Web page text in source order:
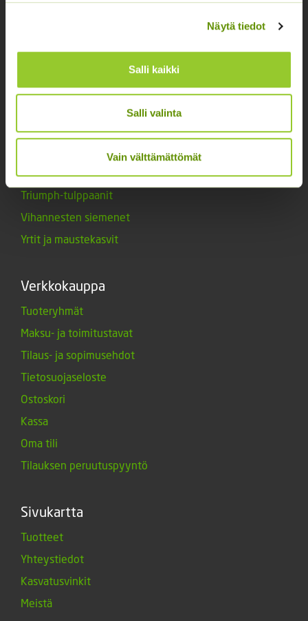
Näytä tiedot
Salli kaikki
Salli valinta
Vain välttämättömät
Marjat ja mansikat
Muut tuotteet
Tarvikkeet
Triumph-tulppaanit
Vihannesten siemenet
Yrtit ja maustekasvit
Verkkokauppa
Tuoteryhmät
Maksu- ja toimitustavat
Tilaus- ja sopimusehdot
Tietosuojaseloste
Ostoskori
Kassa
Oma tili
Tilauksen peruutuspyyntö
Sivukartta
Tuotteet
Yhteystiedot
Kasvatusvinkit
Meistä